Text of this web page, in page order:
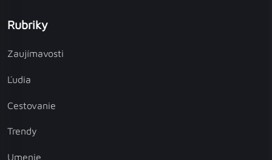
Rubriky
Zaujímavosti
Ľudia
Cestovanie
Trendy
Umenie